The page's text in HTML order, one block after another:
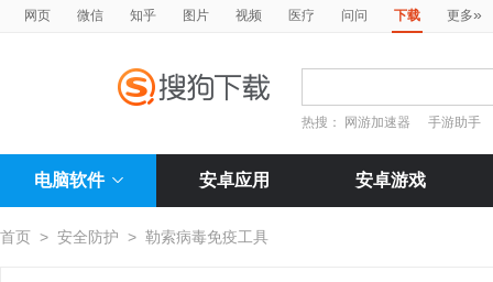
网页 微信 知乎 图片 视频 医疗 问问 下载 更多»
热搜： 网游加速器 手游助手
电脑软件 安卓应用 安卓游戏
首页 > 安全防护 > 勒索病毒免疫工具